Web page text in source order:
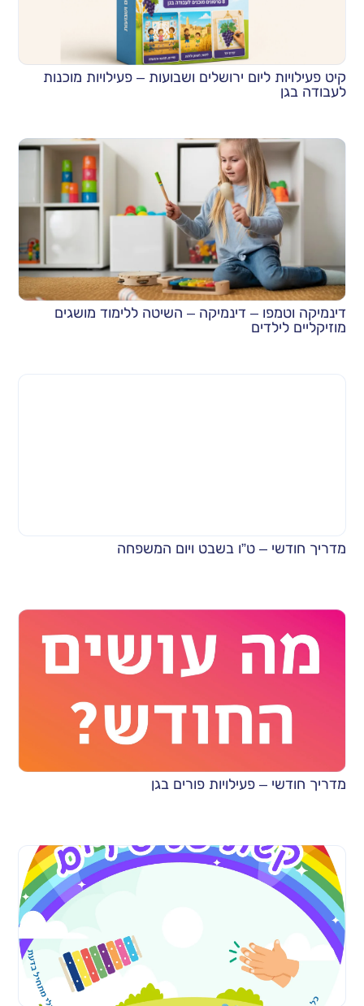
קיט פעילויות ליום ירושלים ושבועות – פעילויות מוכנות
לעבודה בגן
דינמיקה וטמפו – דינמיקה – השיטה ללימוד מושגים
מוזיקליים לילדים
מדריך חודשי – ט”ו בשבט ויום המשפחה
מדריך חודשי – פעילויות פורים בגן